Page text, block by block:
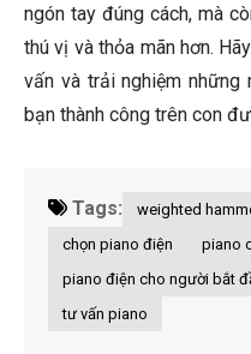
ngón tay đúng cách, mà
thú vị và thỏa mãn hơn.
vấn và trải nghiệm những
bạn thành công trên con
Tags: weighted
chọn piano điện
piano
piano điện cho người bắt
tư vấn piano